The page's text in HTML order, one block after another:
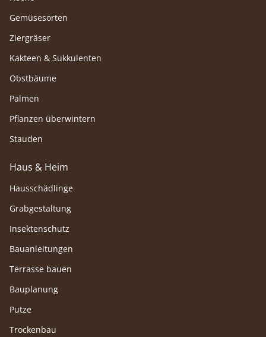
Gemüsesorten
Ziergräser
Kakteen & Sukkulenten
Obstbäume
Palmen
Pflanzen überwintern
Stauden
Haus & Heim
Hausschädlinge
Grabgestaltung
Insektenschutz
Bauanleitungen
Terrasse bauen
Bauplanung
Putze
Trockenbau